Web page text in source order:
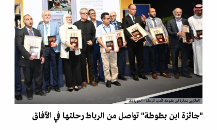
الفائزون بجائزة ابن بطوطة لأدب الرحلة – الدورة 23
"جائزة ابن بطوطة" تواصل من الرباط رحلتها في الآفاق